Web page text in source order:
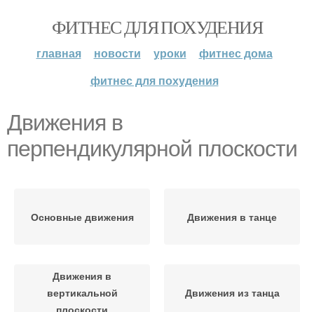
ФИТНЕС ДЛЯ ПОХУДЕНИЯ
главная новости уроки
фитнес дома
фитнес для похудения
Движения в
перпендикулярной плоскости
Основные движения Движения в танце
Движения в
вертикальной
плоскости
Движения из танца